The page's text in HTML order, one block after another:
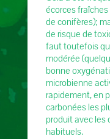
écorces
de conifères);
de risque de
faut toutefois
modérée
bonne
microbienne
rapidement, en
carbonées les
produit avec les
habituels.